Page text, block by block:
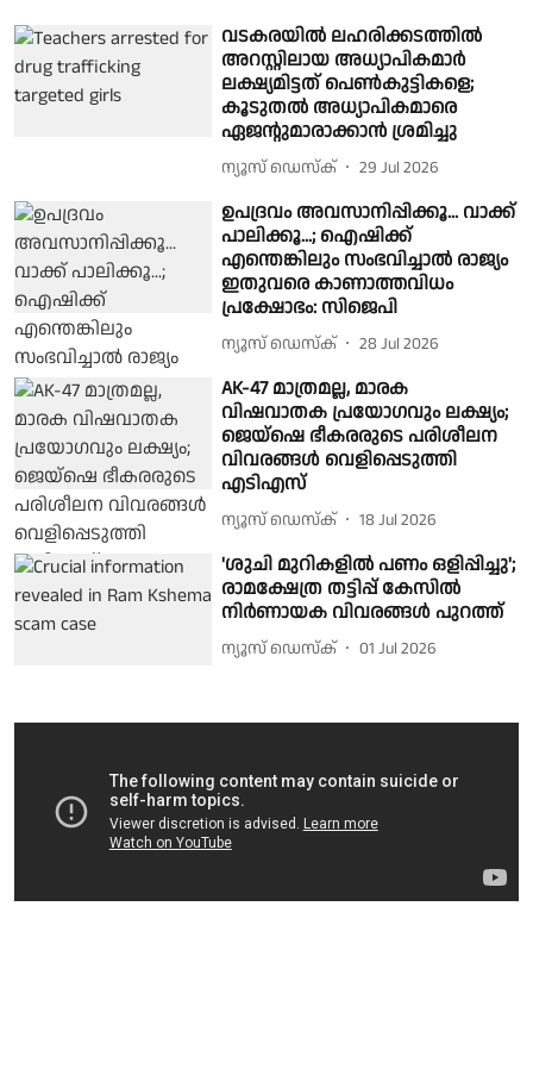
വടകരയിൽ ലഹരിക്കടത്തിൽ
അറസ്റ്റിലായ അധ്യാപികമാർ
ലക്ഷ്യമിട്ടത് പെൺകുട്ടികളെ;
കൂടുതൽ അധ്യാപികമാരെ
ഏജൻ്റുമാരാക്കാൻ ശ്രമിച്ചു
ന്യൂസ് ഡെസ്ക് 29 Jul 2026
ഉപദ്രവം അവസാനിപ്പിക്കൂ... വാക്ക്
പാലിക്കൂ...; ഐഷിക്ക്
എന്തെങ്കിലും സംഭവിച്ചാൽ രാജ്യം
ഇതുവരെ കാണാത്തവിധം
പ്രക്ഷോഭം: സിജെപി
ന്യൂസ് ഡെസ്ക് 28 Jul 2026
AK-47 മാത്രമല്ല, മാരക
വിഷവാതക പ്രയോഗവും ലക്ഷ്യം;
ജെയ്‌ഷെ ഭീകരരുടെ പരിശീലന
വിവരങ്ങൾ വെളിപ്പെടുത്തി
എടിഎസ്
ന്യൂസ് ഡെസ്ക് 18 Jul 2026
'ശുചി മുറികളിൽ പണം ഒളിപ്പിച്ചു';
രാമക്ഷേത്ര തട്ടിപ്പ് കേസിൽ
നിർണായക വിവരങ്ങൾ പുറത്ത്
ന്യൂസ് ഡെസ്ക് 01 Jul 2026